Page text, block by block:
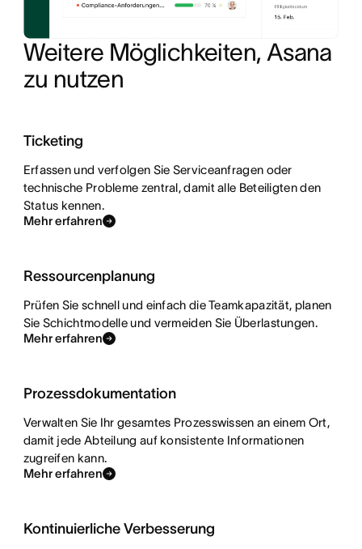
Weitere Möglichkeiten, Asana
zu nutzen
Ticketing
Erfassen und verfolgen Sie Serviceanfragen oder
technische Probleme zentral, damit alle Beteiligten den
Status kennen.
Mehr erfahren
Ressourcenplanung
Prüfen Sie schnell und einfach die Teamkapazität, planen
Sie Schichtmodelle und vermeiden Sie Überlastungen.
Mehr erfahren
Prozessdokumentation
Verwalten Sie Ihr gesamtes Prozesswissen an einem Ort,
damit jede Abteilung auf konsistente Informationen
zugreifen kann.
Mehr erfahren
Kontinuierliche Verbesserung